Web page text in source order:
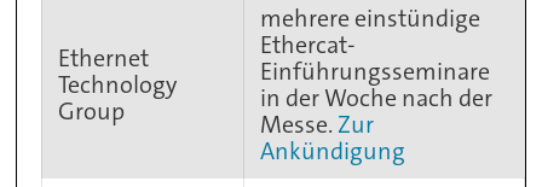
Ethernet
Technology
Group
mehrere einstündige
Ethercat-
Einführungsseminare
in der Woche nach der
Messe. Zur
Ankündigung